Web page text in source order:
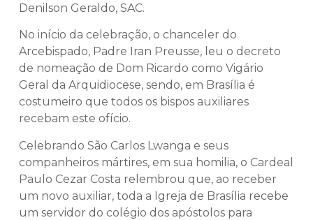
Denilson Geraldo, SAC.
No início da celebração, o chanceler do
Arcebispado, Padre Iran Preusse, leu o decreto
de nomeação de Dom Ricardo como Vigário
Geral da Arquidiocese, sendo, em Brasília é
costumeiro que todos os bispos auxiliares
recebam este ofício.
Celebrando São Carlos Lwanga e seus
companheiros mártires, em sua homilia, o Cardeal
Paulo Cezar Costa relembrou que, ao receber
um novo auxiliar, toda a Igreja de Brasília recebe
um servidor do colégio dos apóstolos para